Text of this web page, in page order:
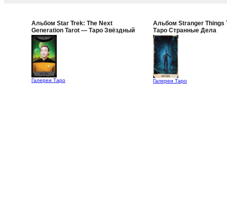
Альбом Star Trek: The Next
Generation Tarot — Таро Звёздный
Путь: Следующее поколение
Галереи Таро
Альбом Stranger Things
Таро Странные Дела
Галереи Таро